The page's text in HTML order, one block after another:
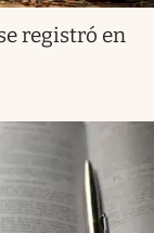
registró en